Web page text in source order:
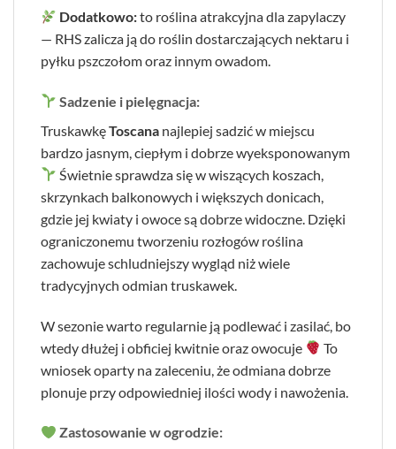
Dodatkowo:to roślina atrakcyjna dla zapylaczy
— RHS zalicza ją do roślin dostarczających nektaru i
pyłku pszczołom oraz innym owadom.
Sadzenie i pielęgnacja:
TruskawkęToscana najlepiej sadzić w miejscu
bardzo jasnym, ciepłym i dobrze wyeksponowanym
Świetnie sprawdza się w wiszących koszach,
skrzynkach balkonowych i większych donicach,
gdzie jej kwiaty i owoce są dobrze widoczne. Dzięki
ograniczonemu tworzeniu rozłogów roślina
zachowuje schludniejszy wygląd niż wiele
tradycyjnych odmian truskawek.
W sezonie warto regularnie ją podlewać i zasilać, bo
wtedy dłużej i obficiej kwitnie oraz owocuje
To
wniosek oparty na zaleceniu, że odmiana dobrze
plonuje przy odpowiedniej ilości wody i nawożenia.
Zastosowanie w ogrodzie: